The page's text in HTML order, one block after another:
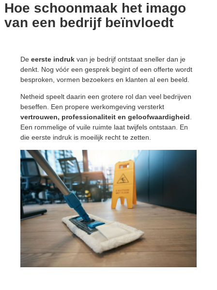
Hoe schoonmaak het imago
van een bedrijf beïnvloedt
Deeerste indruk van je bedrijf ontstaat sneller dan je
denkt. Nog vóór een gesprek begint of een offerte wordt
besproken, vormen bezoekers en klanten al een beeld.
Netheid speelt daarin een grotere rol dan veel bedrijven
beseffen. Een propere werkomgeving versterkt
vertrouwen, professionaliteit en geloofwaardigheid.
Een rommelige of vuile ruimte laat twijfels ontstaan. En
die eerste indruk is moeilijk recht te zetten.